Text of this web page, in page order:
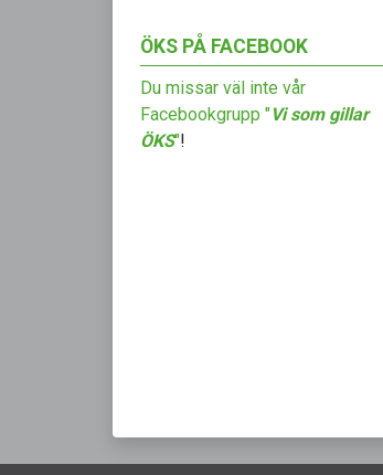
ÖKS PÅ FACEBOOK
Du missar väl inte vår
Facebookgrupp "Vi som gillar
ÖKS"!